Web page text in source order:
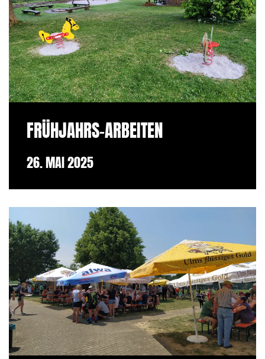
FRÜHJAHRS-ARBEITEN
26. MAI 2025